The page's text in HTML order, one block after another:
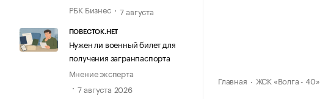
РБК Бизнес
7 августа
ПОВЕСТОК.НЕТ
Нужен ли военный билет для
получения загранпаспорта
Мнение эксперта
7 августа 2026
Главная ЖСК «Волга - 40»